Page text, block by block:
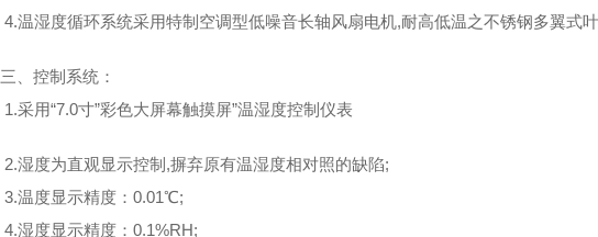
4.温湿度循环系统采用特制空调型低噪音长轴风扇电机,耐高低温之不锈钢多翼式
三、控制系统：
1.采用“7.0寸”彩色大屏幕触摸屏”温湿度控制仪表
2.湿度为直观显示控制,摒弃原有温湿度相对照的缺陷;
3.温度显示精度：0.01℃;
4.湿度显示精度 ：0.1%RH;